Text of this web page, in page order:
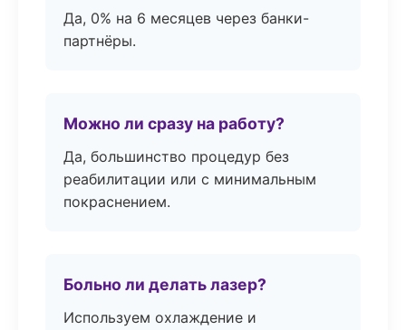
Да, 0% на 6 месяцев через банки-
партнёры.
Можно ли сразу на работу?
Да, большинство процедур без
реабилитации или с минимальным
покраснением.
Больно ли делать лазер?
Используем охлаждение и